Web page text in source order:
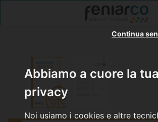
Abbiamo a cuore la tua
privacy
Noi usiamo i cookies e altre
Continua